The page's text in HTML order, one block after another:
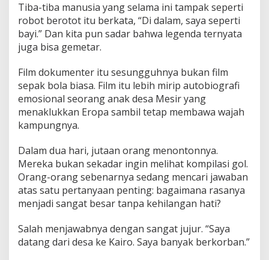
Tiba-tiba manusia yang selama ini tampak seperti
robot berotot itu berkata, “Di dalam, saya seperti
bayi.” Dan kita pun sadar bahwa legenda ternyata
juga bisa gemetar.
Film dokumenter itu sesungguhnya bukan film
sepak bola biasa. Film itu lebih mirip autobiografi
emosional seorang anak desa Mesir yang
menaklukkan Eropa sambil tetap membawa wajah
kampungnya.
Dalam dua hari, jutaan orang menontonnya.
Mereka bukan sekadar ingin melihat kompilasi gol.
Orang-orang sebenarnya sedang mencari jawaban
atas satu pertanyaan penting: bagaimana rasanya
menjadi sangat besar tanpa kehilangan hati?
Salah menjawabnya dengan sangat jujur. “Saya
datang dari desa ke Kairo. Saya banyak berkorban.”